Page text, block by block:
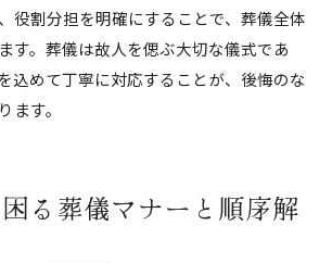
役割分担を明確にすることで、葬儀全体
す。葬儀は故人を偲ぶ大切な儀式であ
込めて丁寧に対応することが、後悔のな
ます。
る葬儀マナーと順序解